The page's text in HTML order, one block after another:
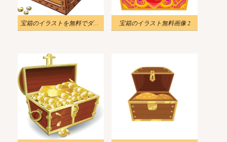
宝箱のイラストを無料でダウンロード 宝箱のイラスト無料画像 2